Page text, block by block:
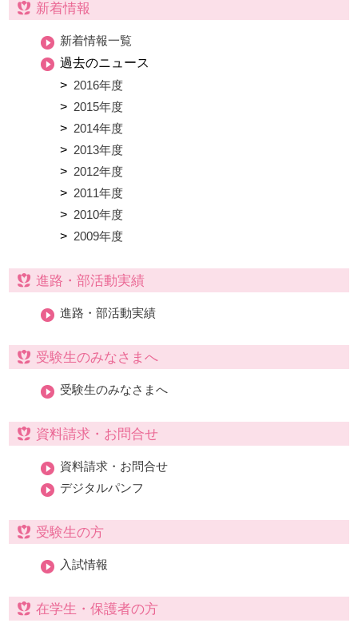
新着情報
新着情報一覧
過去のニュース
2016年度
2015年度
2014年度
2013年度
2012年度
2011年度
2010年度
2009年度
進路・部活動実績
進路・部活動実績
受験生のみなさまへ
受験生のみなさまへ
資料請求・お問合せ
資料請求・お問合せ
デジタルパンフ
受験生の方
入試情報
在学生・保護者の方